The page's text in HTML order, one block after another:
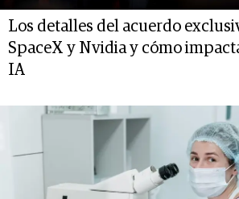
Los detalles del acuerdo
SpaceX y Nvidia y cómo
IA